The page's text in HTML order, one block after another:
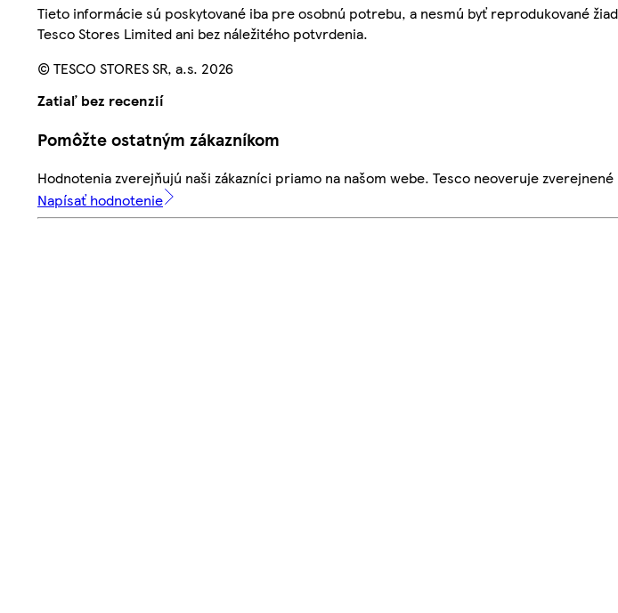
Tieto informácie sú poskytované iba pre osobnú potrebu, a nesmú byť reprodukované
Tesco Stores Limited ani bez náležitého potvrdenia.
© TESCO STORES SR, a.s. 2026
Zatiaľ bez recenzií
Pomôžte ostatným zákazníkom
Hodnotenia zverejňujú naši zákazníci priamo na našom webe. Tesco neoveruje
Napísať hodnotenie